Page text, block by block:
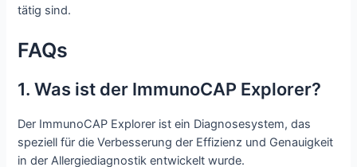
tätig sind.
FAQs
1. Was ist der ImmunoCAP Explorer?
Der ImmunoCAP Explorer ist ein Diagnosesystem, das
speziell für die Verbesserung der Effizienz und Genauigkeit
in der Allergiediagnostik entwickelt wurde.